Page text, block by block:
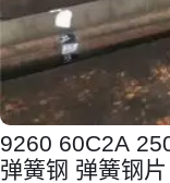
9260 60С2А
弹簧钢 弹簧钢片